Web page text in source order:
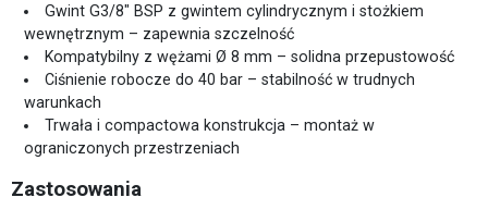
Gwint G3/8″ BSP z gwintem cylindrycznym i stożkiem
wewnętrznym – zapewnia szczelność
Kompatybilny z wężami Ø 8 mm – solidna przepustowość
Ciśnienie robocze do 40 bar – stabilność w trudnych
warunkach
Trwała i compactowa konstrukcja – montaż w
ograniczonych przestrzeniach
Zastosowania